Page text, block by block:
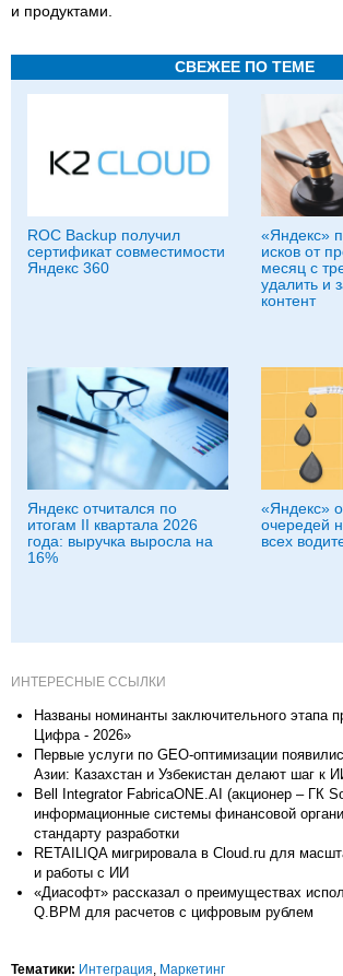
и продуктами.
СВЕЖЕЕ ПО ТЕМЕ
ROC Backup получил
сертификат совместимости
Яндекс 360
«Яндекс»
исков от
месяц с
удалить и
контент
Яндекс отчитался по
итогам II квартала 2026
года: выручка выросла на
16%
«Яндекс»
очередей
всех
ИНТЕРЕСНЫЕ ССЫЛКИ
Названы номинанты заключительного этапа
Цифра - 2026»
Первые услуги по GEO-оптимизации
Азии: Казахстан и Узбекистан делают шаг к
Bell Integrator FabricaONE.AI (акционер – ГК
информационные системы финансовой
стандарту разработки
RETAILIQA мигрировала в Cloud.ru для
и работы с ИИ
«Диасофт» рассказал о преимуществах
Q.BPM для расчетов с цифровым рублем
Тематики: Интеграция, Маркетинг